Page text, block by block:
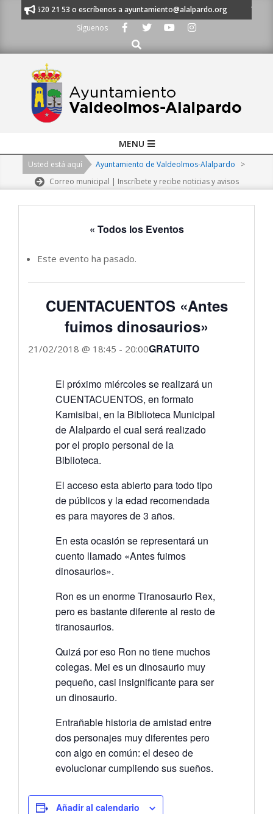
al 91 620 21 53 o escríbenos a ayuntamiento@alalpardo.org
TE
Síguenos
Buscar
Navigation
MENU
Usted está aquí Ayuntamiento de Valdeolmos-Alalpardo
>
Correo municipal | Inscríbete y recibe noticias y avisos
« Todos los Eventos
Este evento ha pasado.
CUENTACUENTOS «Antes
fuimos dinosaurios»
21/02/2018 @ 18:45 - 20:00GRATUITO
El próximo miércoles se realizará un
CUENTACUENTOS, en formato
Kamisibai, en la Biblioteca Municipal
de Alalpardo el cual será realizado
por el propio personal de la
Biblioteca.
El acceso esta abierto para todo tipo
de públicos y la edad recomendada
es para mayores de 3 años.
En esta ocasión se representará un
cuento llamado «Antes fuimos
dinosaurios».
Ron es un enorme Tiranosaurio Rex,
pero es bastante diferente al resto de
tiranosaurios.
Quizá por eso Ron no tiene muchos
colegas. Mei es un dinosaurio muy
pequeño, casi insignificante para ser
un dinosaurio.
Entrañable historia de amistad entre
dos personajes muy diferentes pero
con algo en común: el deseo de
evolucionar cumpliendo sus sueños.
Añadir al calendario